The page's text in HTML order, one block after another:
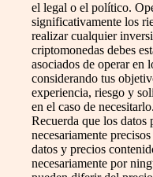
el legal o el político.
significativamente los
realizar cualquier
criptomonedas debes
asociados de operar en
considerando tus
experiencia, riesgo y
en el caso de necesitarlo.
Recuerda que los
necesariamente
datos y precios
necesariamente por